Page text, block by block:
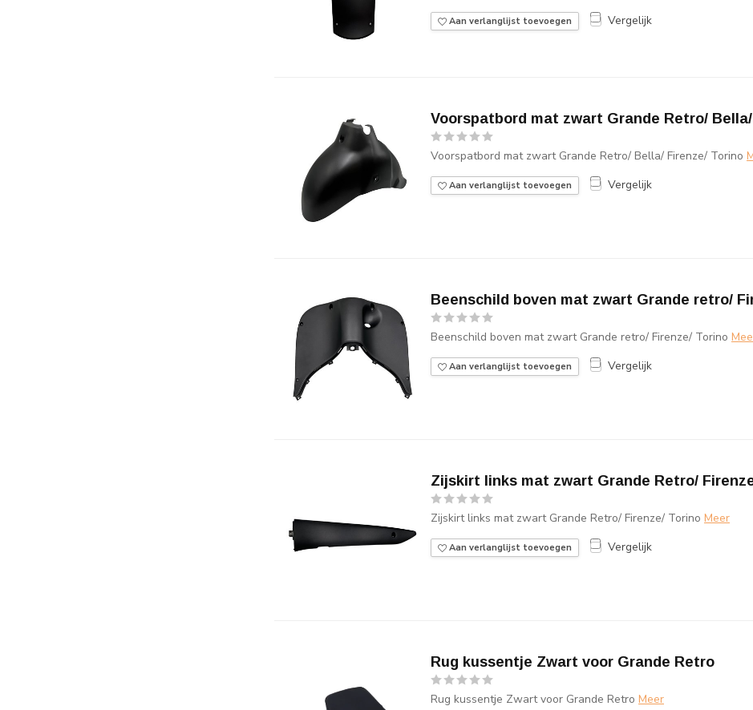
Aan verlanglijst toevoegen Vergelijk
Voorspatbord mat zwart Grande Retro/
Voorspatbord mat zwart Grande Retro/ Bella/ Firenze/ Torino
Aan verlanglijst toevoegen Vergelijk
Beenschild boven mat zwart Grande retro/
Beenschild boven mat zwart Grande retro/ Firenze/ Torino
Aan verlanglijst toevoegen Vergelijk
Zijskirt links mat zwart Grande Retro/
Zijskirt links mat zwart Grande Retro/ Firenze/ Torino Meer
Aan verlanglijst toevoegen Vergelijk
Rug kussentje Zwart voor Grande Retro
Rug kussentje Zwart voor Grande Retro Meer